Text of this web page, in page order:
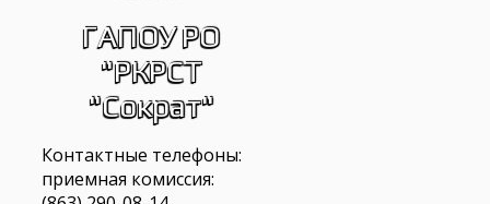
ГАПОУ РО
"РКРСТ
"Сократ"
Контактные телефоны:
приемная комиссия: